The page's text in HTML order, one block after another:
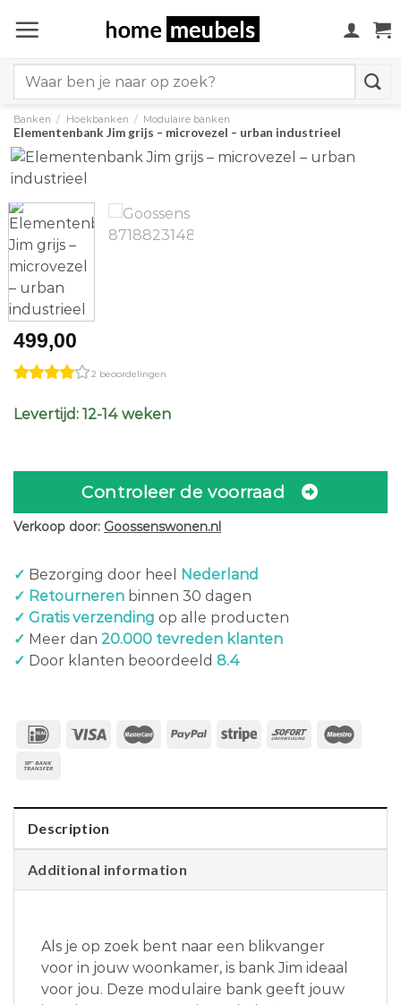
naar
for:
Banken / Hoekbanken / Modulaire banken
Elementenbank Jim grijs – microvezel – urban industrieel
499,00
2 beoordelingen
Levertijd: 12-14 weken
Controleer de voorraad
Verkoop door: Goossenswonen.nl
✓ Bezorging door heel
Nederland
✓ Retourneren binnen 30 dagen
✓ Gratis verzending op alle producten
✓ Meer dan 20.000 tevreden klanten
✓ Door klanten beoordeeld 8.4
Description
Additional information
Als je op zoek bent naar een blikvanger
voor in jouw woonkamer, is bank Jim ideaal
voor jou. Deze modulaire bank geeft jouw